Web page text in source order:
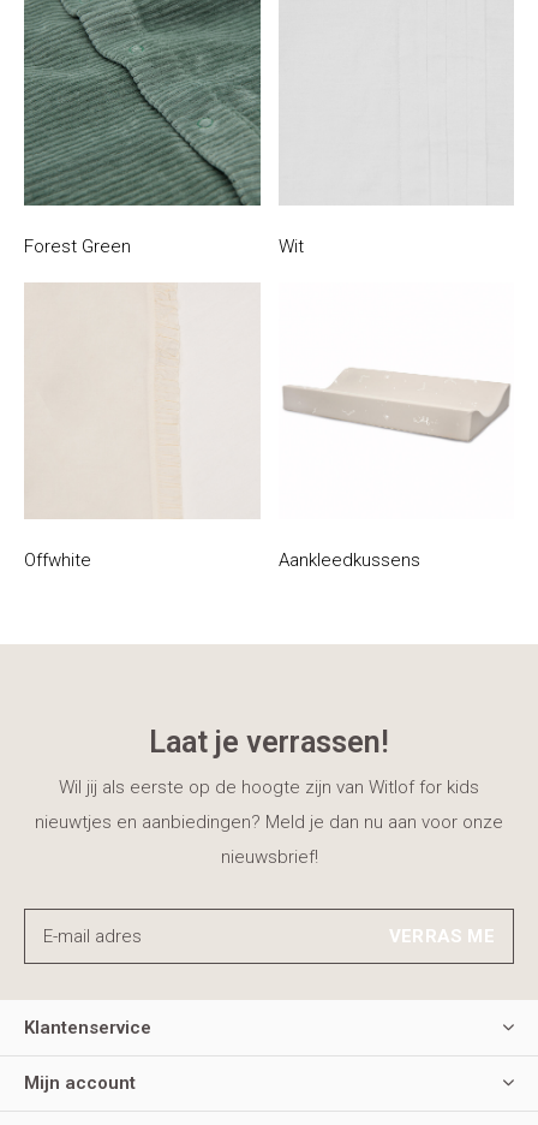
Forest Green Wit
Offwhite Aankleedkussens
Laat je verrassen!
Wil jij als eerste op de hoogte zijn van Witlof for kids
nieuwtjes en aanbiedingen? Meld je dan nu aan voor onze
nieuwsbrief!
VERRAS ME
Klantenservice
Mijn account